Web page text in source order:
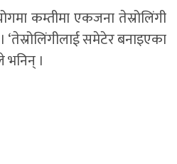
कम्तीमा एकजना तेस्रोलिंगी
‘तेस्रोलिंगीलाई समेटेर बनाइएका
भनिन् ।